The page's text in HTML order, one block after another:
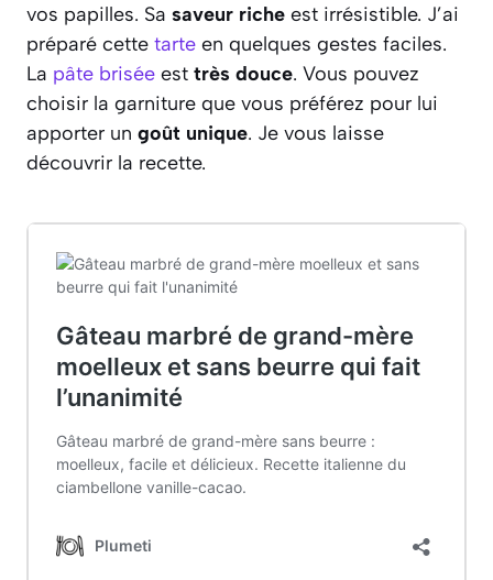
vos papilles. Sa saveur riche est irrésistible. J’ai
préparé cette tarte en quelques gestes faciles.
La pâte brisée est très douce. Vous pouvez
choisir la garniture que vous préférez pour lui
apporter un goût unique. Je vous laisse
découvrir la recette.